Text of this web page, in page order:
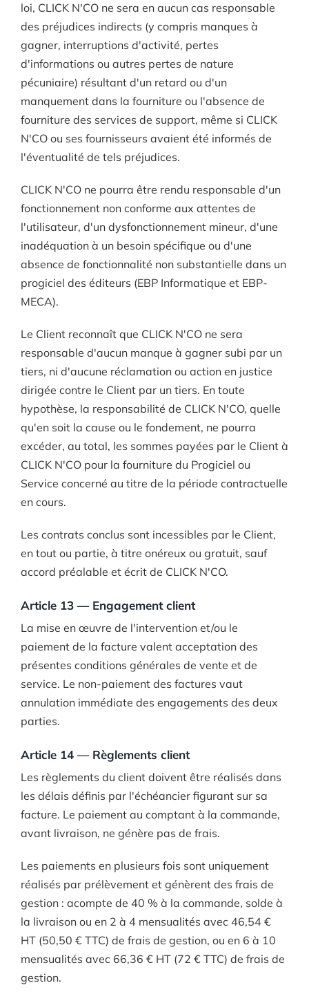
loi, CLICK N'CO ne sera en aucun cas responsable
des préjudices indirects (y compris manques à
gagner, interruptions d'activité, pertes
d'informations ou autres pertes de nature
pécuniaire) résultant d'un retard ou d'un
manquement dans la fourniture ou l'absence de
fourniture des services de support, même si CLICK
N'CO ou ses fournisseurs avaient été informés de
l'éventualité de tels préjudices.
CLICK N'CO ne pourra être rendu responsable d'un
fonctionnement non conforme aux attentes de
l'utilisateur, d'un dysfonctionnement mineur, d'une
inadéquation à un besoin spécifique ou d'une
absence de fonctionnalité non substantielle dans un
progiciel des éditeurs (EBP Informatique et EBP-
MECA).
Le Client reconnaît que CLICK N'CO ne sera
responsable d'aucun manque à gagner subi par un
tiers, ni d'aucune réclamation ou action en justice
dirigée contre le Client par un tiers. En toute
hypothèse, la responsabilité de CLICK N'CO, quelle
qu'en soit la cause ou le fondement, ne pourra
excéder, au total, les sommes payées par le Client à
CLICK N'CO pour la fourniture du Progiciel ou
Service concerné au titre de la période contractuelle
en cours.
Les contrats conclus sont incessibles par le Client,
en tout ou partie, à titre onéreux ou gratuit, sauf
accord préalable et écrit de CLICK N'CO.
Article 13 — Engagement client
La mise en œuvre de l'intervention et/ou le
paiement de la facture valent acceptation des
présentes conditions générales de vente et de
service. Le non-paiement des factures vaut
annulation immédiate des engagements des deux
parties.
Article 14 — Règlements client
Les règlements du client doivent être réalisés dans
les délais définis par l'échéancier figurant sur sa
facture. Le paiement au comptant à la commande,
avant livraison, ne génère pas de frais.
Les paiements en plusieurs fois sont uniquement
réalisés par prélèvement et génèrent des frais de
gestion : acompte de 40 % à la commande, solde à
la livraison ou en 2 à 4 mensualités avec 46,54 €
HT (50,50 € TTC) de frais de gestion, ou en 6 à 10
mensualités avec 66,36 € HT (72 € TTC) de frais de
gestion.